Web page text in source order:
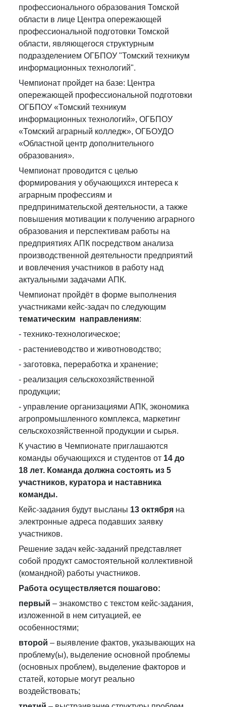
профессионального образования Томской
области в лице Центра опережающей
профессиональной подготовки Томской
области, являющегося структурным
подразделением ОГБПОУ "Томский техникум
информационных технологий".
Чемпионат пройдет на базе: Центра
опережающей профессиональной подготовки
ОГБПОУ «Томский техникум
информационных технологий», ОГБПОУ
«Томский аграрный колледж», ОГБОУДО
«Областной центр дополнительного
образования».
Чемпионат проводится с целью
формирования у обучающихся интереса к
аграрным профессиям и
предпринимательской деятельности, а также
повышения мотивации к получению аграрного
образования и перспективам работы на
предприятиях АПК посредством анализа
производственной деятельности предприятий
и вовлечения участников в работу над
актуальными задачами АПК.
Чемпионат пройдёт в форме выполнения
участниками кейс-задач по следующим
тематическим направлениям:
- технико-технологическое;
- растениеводство и животноводство;
- заготовка, переработка и хранение;
- реализация сельскохозяйственной
продукции;
- управление организациями АПК, экономика
агропромышленного комплекса, маркетинг
сельскохозяйственной продукции и сырья.
К участию в Чемпионате приглашаются
команды обучающихся и студентов от 14 до
18 лет. Команда должна состоять из 5
участников, куратора и наставника
команды.
Кейс-задания будут высланы 13 октябряна
электронные адреса подавших заявку
участников.
Решение задач кейс-заданий представляет
собой продукт самостоятельной коллективной
(командной) работы участников.
Работа осуществляется пошагово:
первый – знакомство с текстом кейс-задания,
изложенной в нем ситуацией, ее
особенностями;
второй – выявление фактов, указывающих на
проблему(ы), выделение основной проблемы
(основных проблем), выделение факторов и
статей, которые могут реально
воздействовать;